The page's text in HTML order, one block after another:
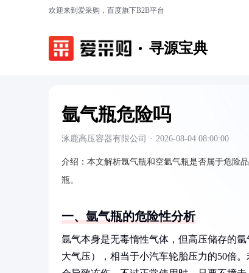
欢迎来到爱采购，百度旗下B2B平台
寻源宝典
氩气瓶危险吗
涿鹿高压容器有限公司 · 2026-08-04 08:00:00
介绍： 本文解析氩气瓶和空氩气瓶是否属于危险
瓶。
一、氩气瓶的危险性分析
氩气本身是无毒惰性气体，但高压储存的
大气压），相当于小汽车轮胎压力的50倍